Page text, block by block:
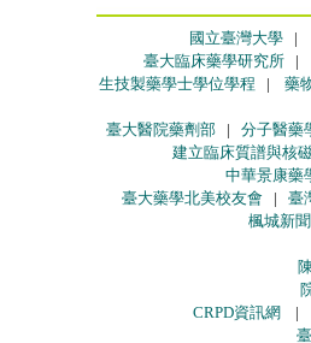
國立臺灣大學|
臺大臨床藥學研究所|
生技製藥學士學位學程 | 藥
臺大醫院藥劑部| 分子醫藥
建立臨床質譜與核
中華景康藥
臺大藥學北美校友會| 臺
楓城新聞
CRPD資訊網 |